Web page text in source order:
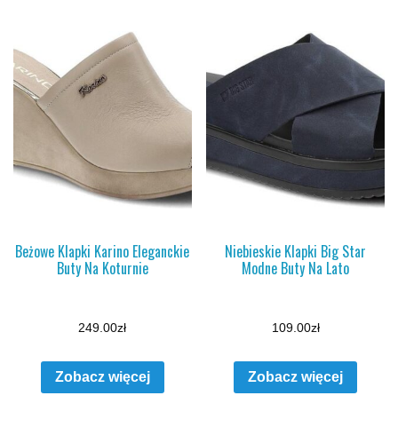
Beżowe Klapki Karino Eleganckie
Buty Na Koturnie
249.00zł
Zobacz więcej
Niebieskie Klapki Big Star
Modne Buty Na Lato
109.00zł
Zobacz więcej